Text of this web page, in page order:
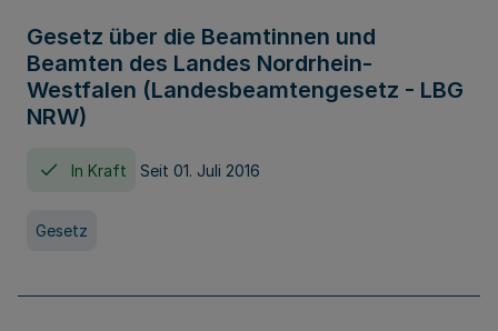
Gesetz über die Beamtinnen und
Beamten des Landes Nordrhein-
Westfalen (Landesbeamtengesetz - LBG
NRW)
In Kraft Seit 01. Juli 2016
Gesetz